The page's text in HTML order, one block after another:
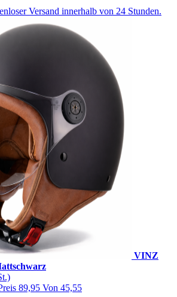
Versand innerhalb von 24 Stunden.
VINZ
89,95 Von 45,55